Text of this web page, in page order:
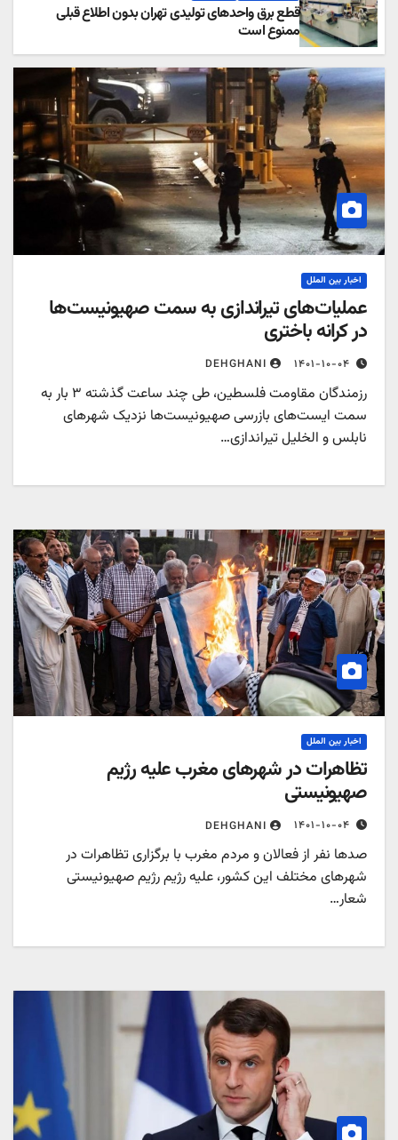
قطع برق واحدهای تولیدی تهران بدون اطلاع قبلی
ممنوع است
اخبار بین الملل
تیراندازی به سمت صهیونیست‌ها
کرانه باختری
۱۴۰۱-۱۰-۰۴ DEHGHANI
رزمندگان مقاومت فلسطین، طی چند ساعت گذشته ۳ بار به
ایست‌های بازرسی صهیونیست‌ها نزدیک شهرهای
و الخلیل تیراندازی…
اخبار بین الملل
در شهرهای مغرب علیه رژیم
۱۴۰۱-۱۰-۰۴ DEHGHANI
نفر از فعالان و مردم مغرب با برگزاری تظاهرات در
مختلف این کشور، علیه رژیم رژیم صهیونیستی